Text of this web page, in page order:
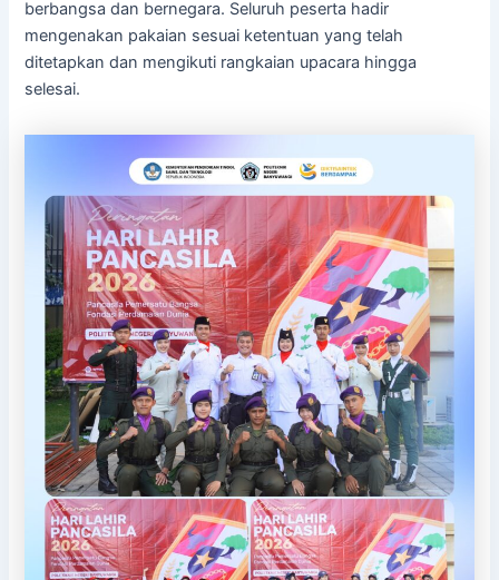
berbangsa dan bernegara. Seluruh peserta hadir
mengenakan pakaian sesuai ketentuan yang telah
ditetapkan dan mengikuti rangkaian upacara hingga
selesai.